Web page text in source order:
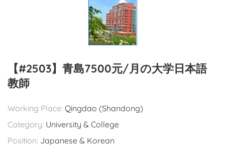
【#2503】青島7500元/月の大学日本語
教師
Working Place: Qingdao (Shandong)
Category: University & College
Position: Japanese & Korean